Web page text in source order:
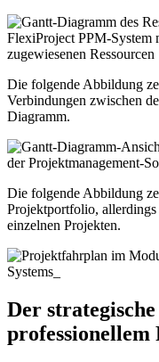
Die folgende Abbildung
Verbindungen zwischen
Diagramm.
Die folgende Abbildung
Projektportfolio,
einzelnen Projekten.
Der
professionellem